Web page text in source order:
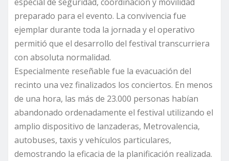
preparado para el evento. La convivencia fue
ejemplar durante toda la jornada y el operativo
permitió que el desarrollo del festival transcurriera
con absoluta normalidad.
Especialmente reseñable fue la evacuación del
recinto una vez finalizados los conciertos. En menos
de una hora, las más de 23.000 personas habían
abandonado ordenadamente el festival utilizando el
amplio dispositivo de lanzaderas, Metrovalencia,
autobuses, taxis y vehículos particulares,
demostrando la eficacia de la planificación realizada.